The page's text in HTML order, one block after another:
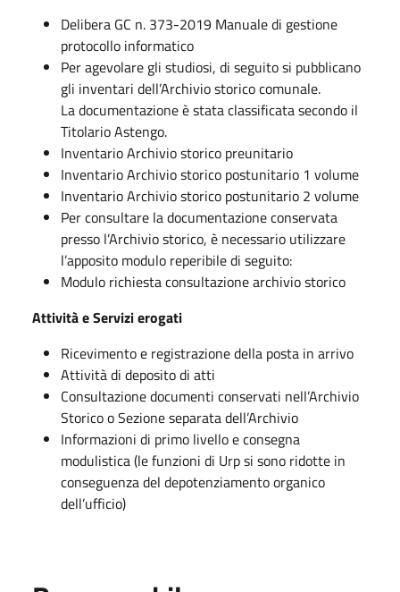
Delibera GC n. 373-2019 Manuale di gestione
protocollo informatico
Per agevolare gli studiosi, di seguito si pubblicano
gli inventari dell’Archivio storico comunale.
La documentazione è stata classificata secondo il
Titolario Astengo.
Inventario Archivio storico preunitario
Inventario Archivio storico postunitario 1 volume
Inventario Archivio storico postunitario 2 volume
Per consultare la documentazione conservata
presso l’Archivio storico, è necessario utilizzare
l’apposito modulo reperibile di seguito:
Modulo richiesta consultazione archivio storico
Attività e Servizi erogati
Ricevimento e registrazione della posta in arrivo
Attività di deposito di atti
Consultazione documenti conservati nell’Archivio
Storico o Sezione separata dell’Archivio
Informazioni di primo livello e consegna
modulistica (le funzioni di Urp si sono ridotte in
conseguenza del depotenziamento organico
dell’ufficio)